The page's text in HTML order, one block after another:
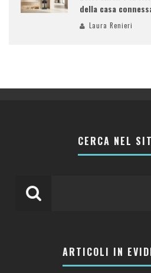
della casa
Laura Renieri
CERCA NEL
ARTICOLI IN